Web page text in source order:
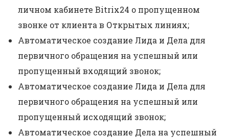
личном кабинете Bitrix24 о пропущенном
звонке от клиента в Открытых линиях;
Автоматическое создание Лида и Дела для
первичного обращения на успешный или
пропущенный входящий звонок;
Автоматическое создание Лида и Дела для
первичного обращения на успешный или
пропущенный исходящий звонок;
Автоматическое создание Дела на успешный